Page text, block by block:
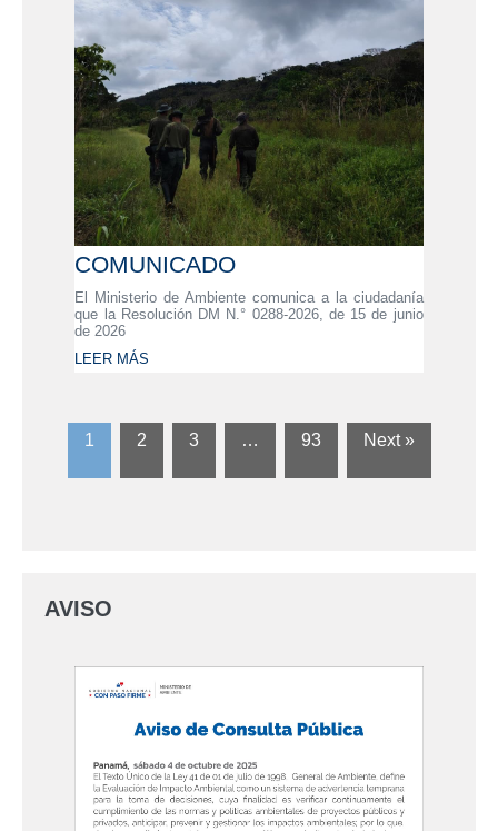
COMUNICADO
El Ministerio de Ambiente comunica a la ciudadanía
que la Resolución DM N.° 0288-2026, de 15 de junio
de 2026
LEER MÁS
1 2 3 … 93 Next »
AVISO